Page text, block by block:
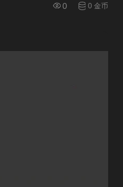
0 0 金币